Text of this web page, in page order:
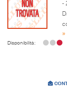
-
Disponibilità: